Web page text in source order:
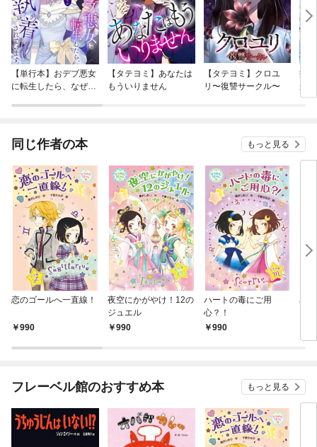
【単行本】おデブ悪女
に転生したら、なぜか
【タテヨミ】あなたは
もういりません
【タテヨミ】クロユ
リ〜復讐サークル〜
病
が
ぎ
同じ作者の本 もっと見る
恋のゴールへ一直線！
990
夜空にかがやけ！12の
ジュエル
990
ハートの毒にご用
心？！
990
星
フレーベル館のおすすめ本 もっと見る